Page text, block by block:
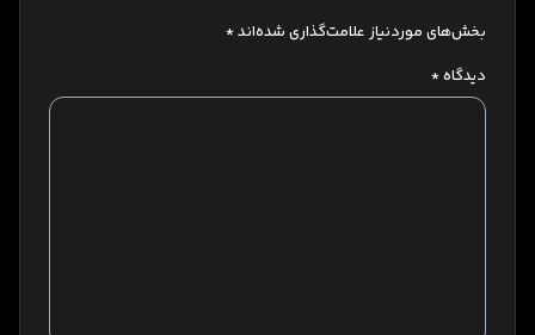
بخش‌های موردنیاز علامت‌گذاری شده‌اند*
دیدگاه*